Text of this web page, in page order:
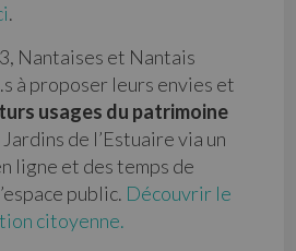
.
Nantaises et Nantais
à proposer leurs envies et
usages du patrimoine
de l’Estuaire via un
ligne et des temps de
public. Découvrir le
citoyenne.